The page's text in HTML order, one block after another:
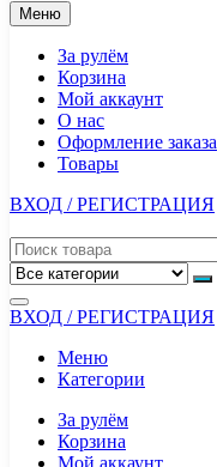
Меню
За рулём
Корзина
Мой аккаунт
О нас
Оформление заказа
Товары
ВХОД / РЕГИСТРАЦИЯ
ВХОД / РЕГИСТРАЦИЯ
Меню
Категории
За рулём
Корзина
Мой аккаунт